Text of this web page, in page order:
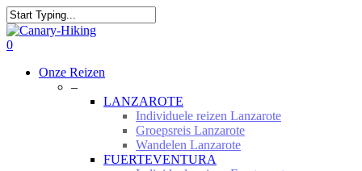
Skip
to
main
Close
Search
0
Onze Reizen
–
LANZAROTE
Individuele reizen Lanzarote
Groepsreis Lanzarote
Wandelen Lanzarote
FUERTEVENTURA